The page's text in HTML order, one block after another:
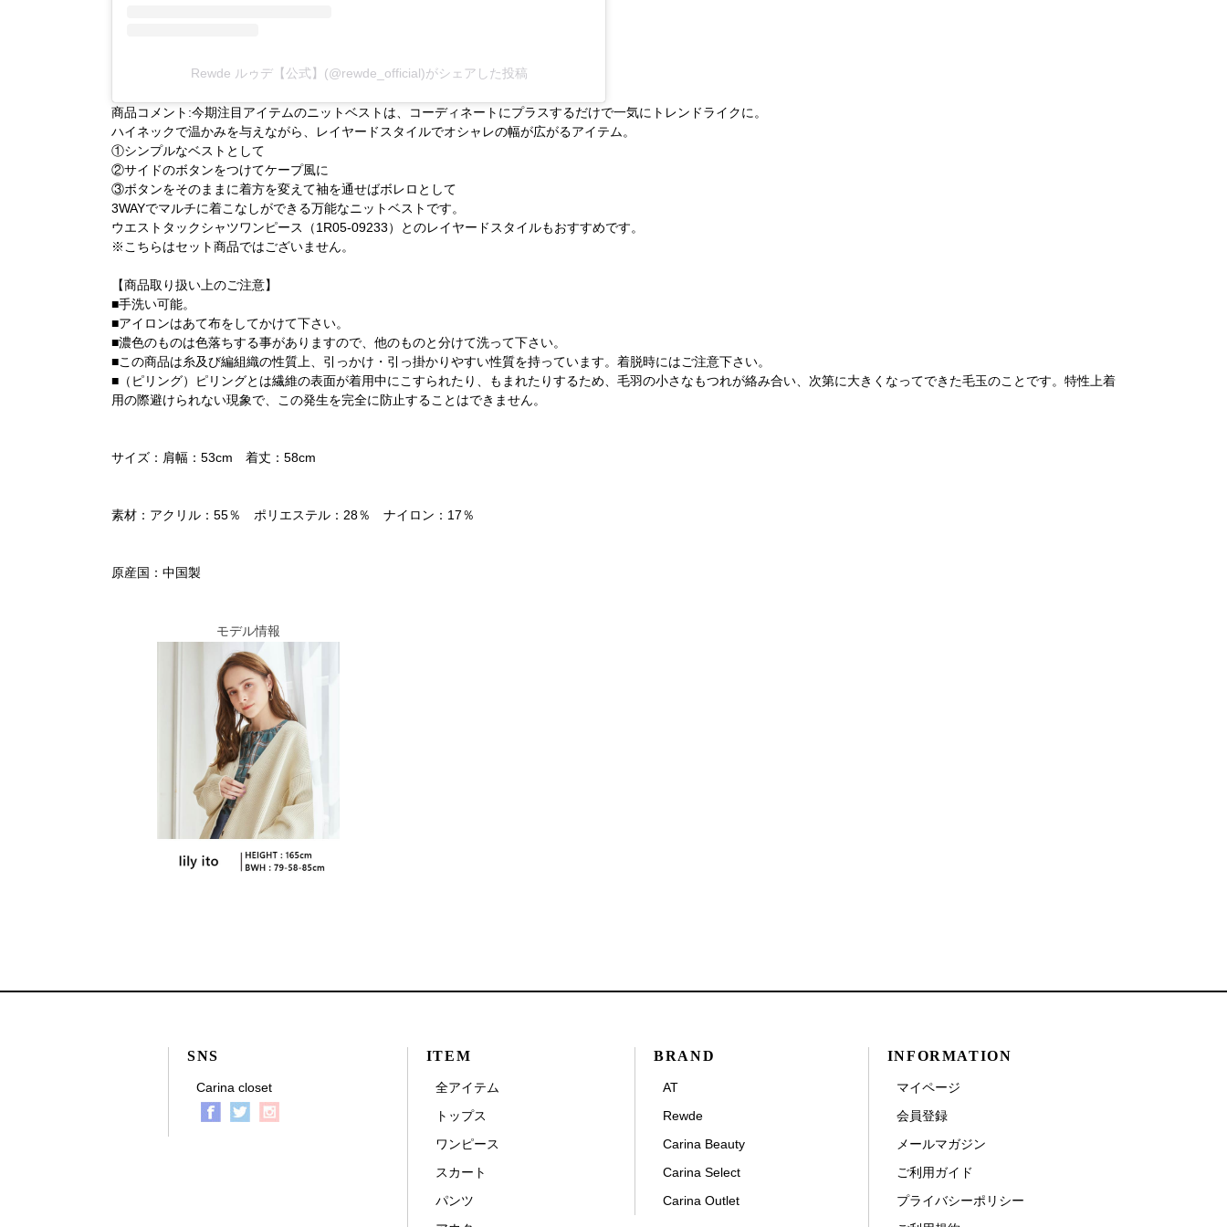
Rewde ルゥデ【公式】(@rewde_official)がシェアした投稿
商品コメント:今期注目アイテムのニットベストは、コーディネートにプラスするだけで一気にトレンドライクに。
ハイネックで温かみを与えながら、レイヤードスタイルでオシャレの幅が広がるアイテム。
①シンプルなベストとして
②サイドのボタンをつけてケープ風に
③ボタンをそのままに着方を変えて袖を通せばボレロとして
3WAYでマルチに着こなしができる万能なニットベストです。
ウエストタックシャツワンピース（1R05-09233）
とのレイヤードスタイルもおすすめです。
※こちらはセット商品ではございません。
【商品取り扱い上のご注意】
■手洗い可能。
■アイロンはあて布をしてかけて下さい。
■濃色のものは色落ちする事がありますので、他のものと分けて洗って下さい。
■この商品は糸及び編組織の性質上、引っかけ・引っ掛かりやすい性質を持っています。着脱時にはご注意下さい。
■（ピリング）ピリングとは繊維の表面が着用中にこすられたり、もまれたりするため、毛羽の小さなもつれが絡み合い、次第に大きくなってできた毛玉のことです。特性上着
用の際避けられない現象で、この発生を完全に防止することはできません。
サイズ：肩幅：53cm 着丈：58cm
素材：アクリル：55％ ポリエステル：28％ ナイロン：17％
原産国：中国製
モデル情報
SNS
Carina closet
ITEM
全アイテム
トップス
ワンピース
スカート
パンツ
BRAND
AT
Rewde
Carina Beauty
Carina Select
Carina Outlet
INFORMATION
マイページ
会員登録
メールマガジン
ご利用ガイド
プライバシーポリシー